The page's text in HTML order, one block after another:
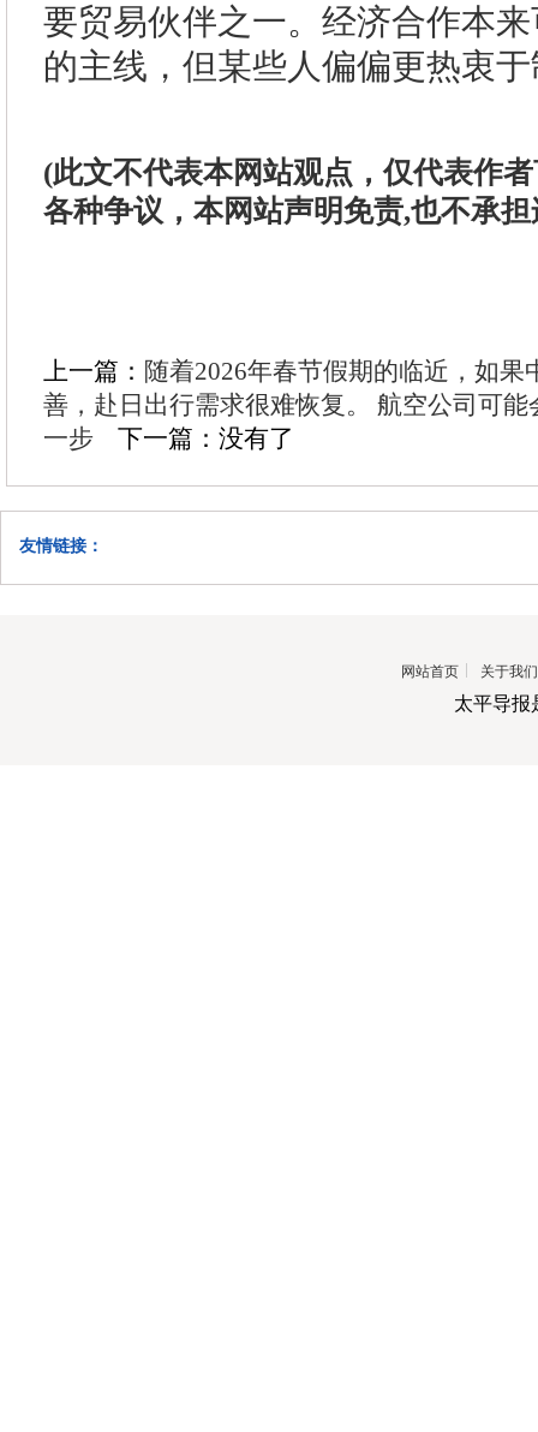
要贸易伙伴之一。经济合作本
的主线，但某些人偏偏更热衷
(此文不代表本网站观点，仅代表作
各种争议，本网站声明免责,也不承
上一篇： 随着2026年春节假期的临近，如果
善，赴日出行需求很难恢复。 航空公司可
一步
下一篇：没有了
友情链接：
网站首页 关于我们
太平导报